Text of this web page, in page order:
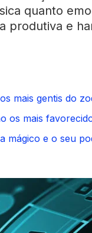
quanto
produtiva e
mais gentis do
os mais
mágico e o seu